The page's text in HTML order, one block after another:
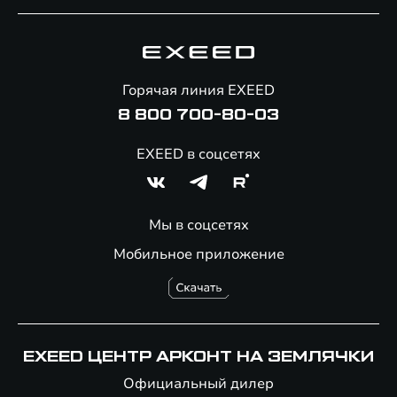
Помощь на дорогах
Мобильное приложение
Горячая линия EXEED
8 800 700-80-03
EXEED в соцсетях
Мы в соцсетях
EXEED ЦЕНТР АРКОНТ НА ЗЕМЛЯЧКИ
Официальный дилер